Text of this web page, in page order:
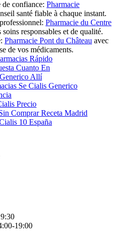
confiance: Pharmacie
santé fiable à chaque instant.
Pharmacie du Centre
soins responsables et de qualité.
Pharmacie Pont du Château avec
de vos médicaments.
Rápido
Cuanto En
Allí
Se Cialis Generico
Precio
Comprar Receta Madrid
10 España
19:00